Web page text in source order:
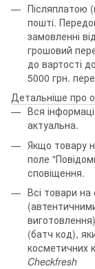
Післяплатою
пошті.
замовленні
грошовий
до вартості
5000 грн.
Детальніше про
Вся
актуальна.
Якщо товару
поле
сповіщення.
Всі товари на
(батч код),
косметичних
Checkfresh